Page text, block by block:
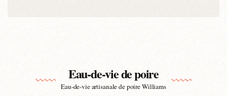
Eau-de-vie de poire
Eau-de-vie artisanale de poire Williams